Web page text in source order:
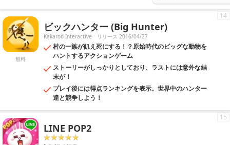
無料
ビックハンター (Big Hunter)
Kakarod Interactive リリース 2016/04/27
村の一族が飢え死にする！？原始時代のビッグな動物を
ハントするアクションゲーム
ストーリーがしっかりとしており、ラストには意外な結
末が！
プレイ後には得点ランキングを表示。世界中のハンター
達と競争しよう！
14
LINE POP2
15